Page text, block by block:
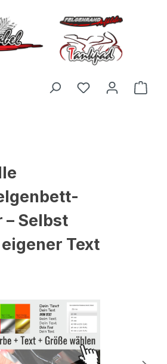
Du hast 0
Selbst
Text